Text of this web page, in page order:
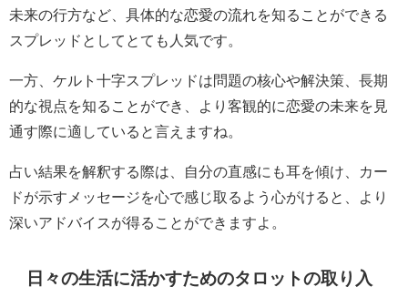
未来の行方など、具体的な恋愛の流れを知ることができる
スプレッドとしてとても人気です。
一方、ケルト十字スプレッドは問題の核心や解決策、長期
的な視点を知ることができ、より客観的に恋愛の未来を見
通す際に適していると言えますね。
占い結果を解釈する際は、自分の直感にも耳を傾け、カー
ドが示すメッセージを心で感じ取るよう心がけると、より
深いアドバイスが得ることができますよ。
日々の生活に活かすためのタロットの取り入